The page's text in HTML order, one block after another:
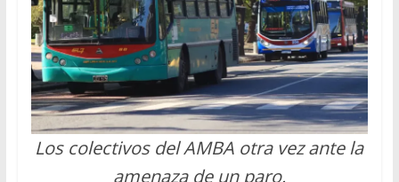
Los colectivos del AMBA otra vez ante la
amenaza de un paro.